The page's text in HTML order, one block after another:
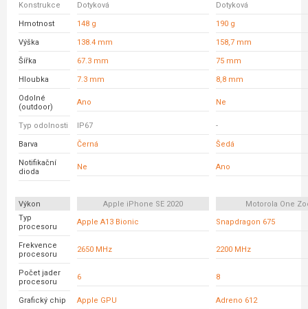
Konstrukce Dotyková Dotyková
Hmotnost 148 g 190 g
Výška 138.4 mm 158,7 mm
Šířka 67.3 mm 75 mm
Hloubka 7.3 mm 8,8 mm
Odolné
(outdoor)
Ano Ne
Typ odolnosti IP67 -
Barva Černá Šedá
Notifikační
dioda
Ne Ano
Výkon Apple iPhone SE 2020
Motorola One
Typ
procesoru
Apple A13 Bionic Snapdragon 675
Frekvence
procesoru
2650 MHz 2200 MHz
Počet jader
procesoru
6 8
Grafický chip Apple GPU Adreno 612